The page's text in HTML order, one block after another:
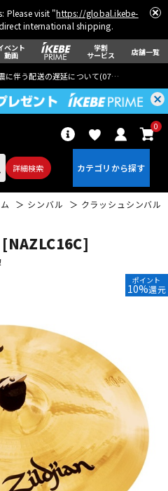
Please visit "https://global.ikebe-
international shipping.
ベント
動画
学割
サービス 店舗一覧
に伴う配送の遅延について(07月29日
詳細検索
0
ウクレレ
パーカッション
電子ピアノ
その他楽器
シンバル クラッシュシンバル
ポイント
10%還元